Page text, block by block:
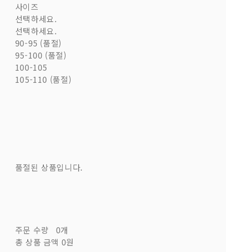
사이즈
선택하세요.
선택하세요.
90-95 (품절)
95-100 (품절)
100-105
105-110 (품절)
품절된 상품입니다.
주문 수량
0개
총 상품 금액 0원